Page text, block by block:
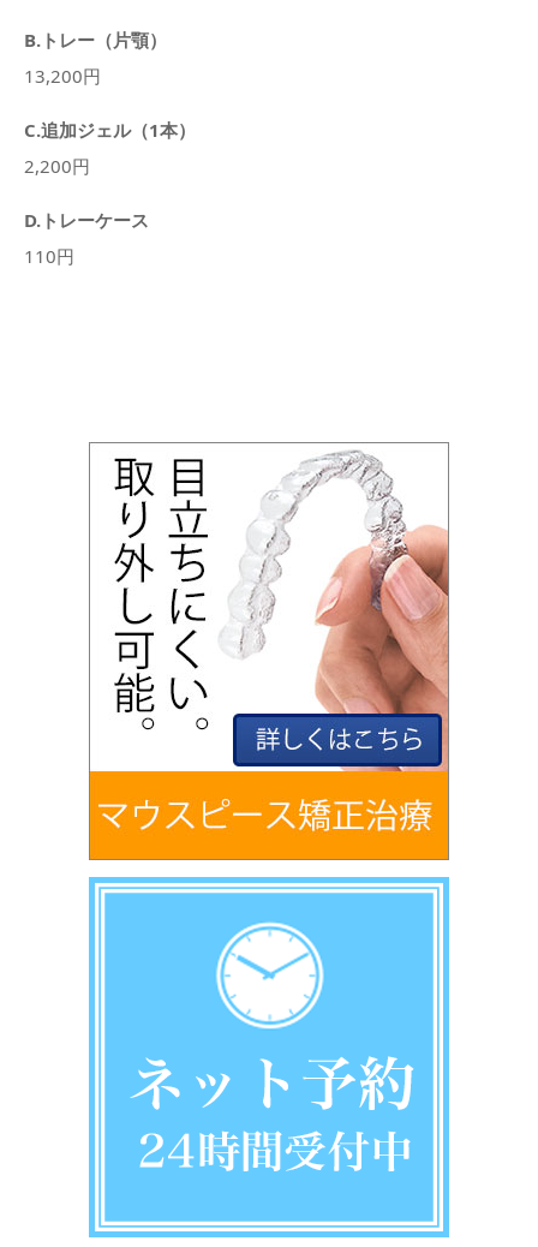
B.トレー（片顎）
13,200円
C.追加ジェル（1本）
2,200円
D.トレーケース
110円